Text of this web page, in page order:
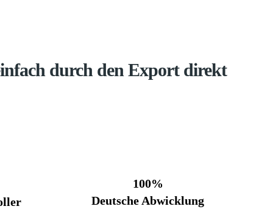
durch den Export direkt
100%
Deutsche Abwicklung